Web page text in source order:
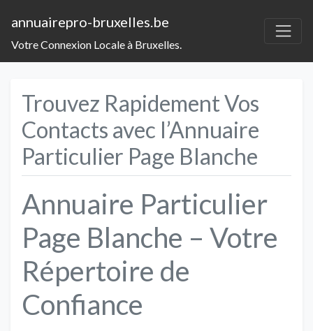
annuairepro-bruxelles.be
Votre Connexion Locale à Bruxelles.
Trouvez Rapidement Vos
Contacts avec l’Annuaire
Particulier Page Blanche
Annuaire Particulier
Page Blanche – Votre
Répertoire de
Confiance